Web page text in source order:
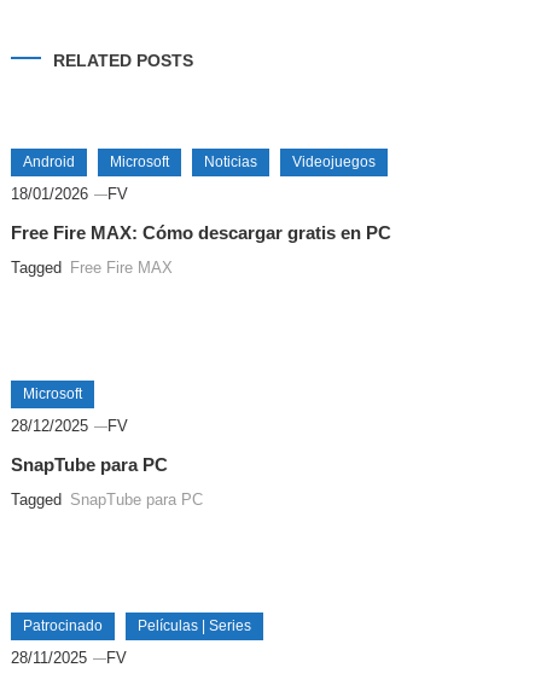
RELATED POSTS
Android Microsoft Noticias Videojuegos
18/01/2026 FV
Free Fire MAX: Cómo descargar gratis en PC
Tagged Free Fire MAX
Microsoft
28/12/2025 FV
SnapTube para PC
Tagged SnapTube para PC
Patrocinado Películas | Series
28/11/2025 FV